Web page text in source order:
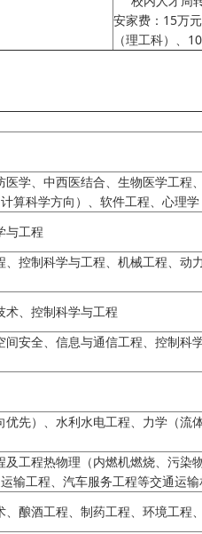
安家费：15万
（理工科）、
学、中西医结合、生物医学工程
算科学方向）、软件工程、心理学
与工程
控制科学与工程、机械工程、动
术、控制科学与工程
安全、信息与通信工程、控制科
先）、水利水电工程、力学（流
工程热物理（内燃机燃烧、污染物
输工程、汽车服务工程等交通运
酿酒工程、制药工程、环境工程